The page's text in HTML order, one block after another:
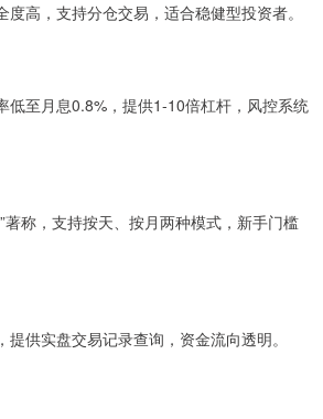
高，支持分仓交易，适合稳健型投资者。
低至月息0.8%，提供1-10倍杠杆，风控系统
著称，支持按天、按月两种模式，新手门槛
供实盘交易记录查询，资金流向透明。